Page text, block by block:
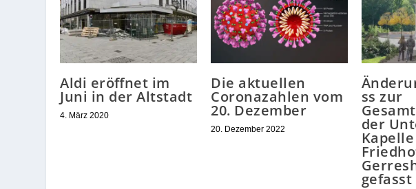
Aldi eröffnet im
Juni in der Altstadt
4. März 2020
Die aktuellen
Coronazahlen vom
20. Dezember
20. Dezember 2022
ss zur
der
gefasst